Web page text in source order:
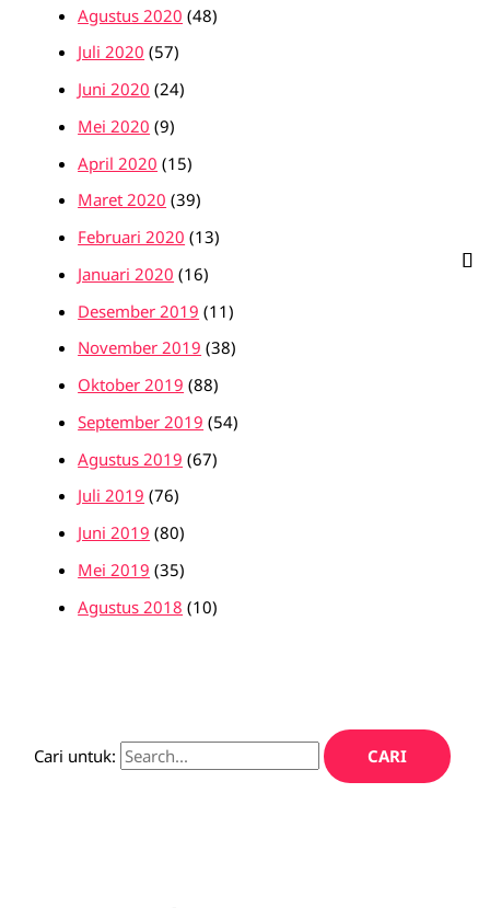
Agustus 2020 (48)
Juli 2020 (57)
Juni 2020 (24)
Mei 2020 (9)
April 2020 (15)
Maret 2020 (39)
Februari 2020 (13)
Januari 2020 (16)
Desember 2019 (11)
November 2019 (38)
Oktober 2019 (88)
September 2019 (54)
Agustus 2019 (67)
Juli 2019 (76)
Juni 2019 (80)
Mei 2019 (35)
Agustus 2018 (10)
Cari untuk: